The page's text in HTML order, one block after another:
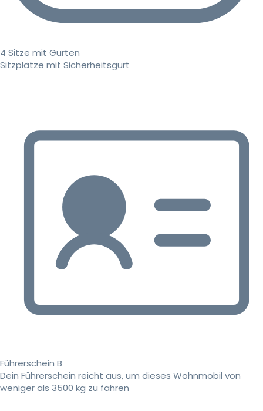
4 Sitze mit Gurten
Sitzplätze mit Sicherheitsgurt
Führerschein B
Dein Führerschein reicht aus, um dieses Wohnmobil von
weniger als 3500 kg zu fahren